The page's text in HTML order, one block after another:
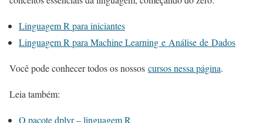
Linguagem R para iniciantes
Linguagem R para Machine Learning e Análise de Dados
Você pode conhecer todos os nossos cursos nessa página.
Leia também:
O pacote dplyr – linguagem R